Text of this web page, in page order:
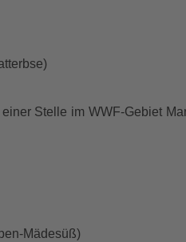
Stelle im WWF-Gebiet
Mädesüß)